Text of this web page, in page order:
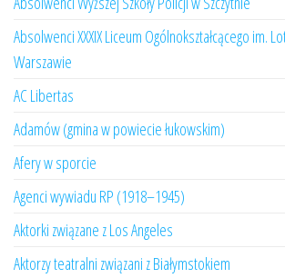
Absolwenci XXXIX Liceum Ogólnokształcącego im.
Warszawie
AC Libertas
Adamów (gmina w powiecie łukowskim)
Afery w sporcie
Agenci wywiadu RP (1918–1945)
Aktorki związane z Los Angeles
Aktorzy teatralni związani z Białymstokiem